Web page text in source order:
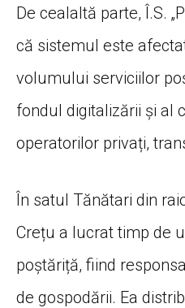
De cealaltă parte, Î.S.
că sistemul este
volumului serviciilor
fondul digitalizării și al
operatorilor privați,
În satul Tănătari din
Crețu a lucrat timp de
poștăriță, fiind
de gospodării. Ea